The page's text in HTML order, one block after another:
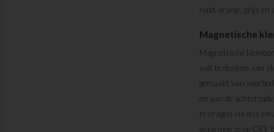
rood, oranje, grijs
Magnetische
Magnetische
valt te denken aan
gemaakt van
en aan de
te vragen via ons
waarmee ze op OEE